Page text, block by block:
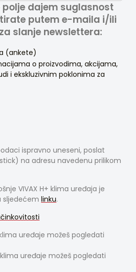
polje dajem suglasnost
putem e-maila i/ili
slanje newslettera:
(ankete)
o proizvodima, akcijama,
i ekskluzivnim poklonima za
ispravno uneseni, poslat
na adresu navedenu prilikom
VIVAX H+ klima uređaja je
sljedećem linku.
uređaje možeš pogledati
klima uređaje možeš pogledati